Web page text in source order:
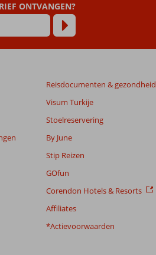
ONTVANGEN?
Reisdocumenten & gezondheid
Visum Turkije
Stoelreservering
By June
Stip Reizen
GOfun
Corendon Hotels & Resorts
Affiliates
*Actievoorwaarden